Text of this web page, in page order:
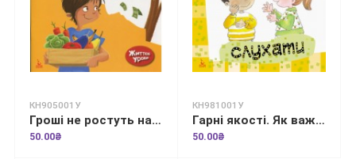
КН905001У
Гроші не ростуть на дереві. Життєві уроки
50.00₴
КН981001У
Гарні якості. Як важливо вміти слухати
50.00₴